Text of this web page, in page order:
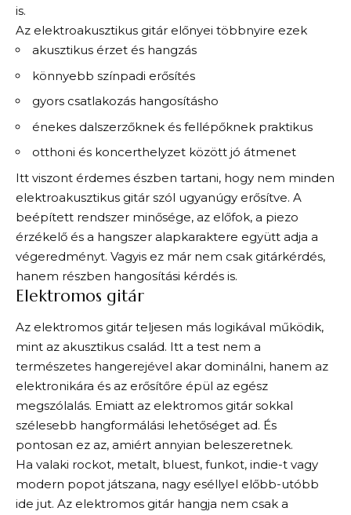
is.
Az elektroakusztikus gitár előnyei többnyire ezek
akusztikus érzet és hangzás
könnyebb színpadi erősítés
gyors csatlakozás hangosításho
énekes dalszerzőknek és fellépőknek praktikus
otthoni és koncerthelyzet között jó átmenet
Itt viszont érdemes észben tartani, hogy nem minden
elektroakusztikus gitár szól ugyanúgy erősítve. A
beépített rendszer minősége, az előfok, a piezo
érzékelő és a hangszer alapkaraktere együtt adja a
végeredményt. Vagyis ez már nem csak gitárkérdés,
hanem részben hangosítási kérdés is.
Elektromos gitár
Az elektromos gitár teljesen más logikával működik,
mint az akusztikus család. Itt a test nem a
természetes hangerejével akar dominálni, hanem az
elektronikára és az erősítőre épül az egész
megszólalás. Emiatt az elektromos gitár sokkal
szélesebb hangformálási lehetőséget ad. És
pontosan ez az, amiért annyian beleszeretnek.
Ha valaki rockot, metalt, bluest, funkot, indie-t vagy
modern popot játszana, nagy eséllyel előbb-utóbb
ide jut. Az elektromos gitár hangja nem csak a